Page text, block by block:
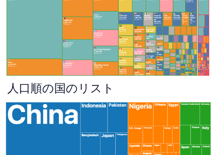
人口順の国のリスト